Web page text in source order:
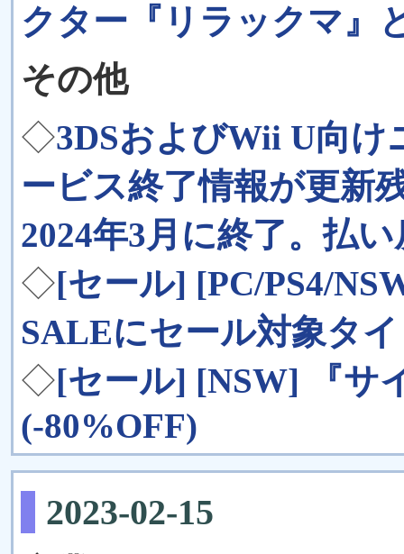
クター『リラックマ』
その他
◇3DSおよびWii U向け
ービス終了情報が更新
2024年3月に終了。払
◇[セール] [PC/PS4/
SALEにセール対象タ
◇[セール] [NSW] 『サ
(-80%OFF)
2023-02-15